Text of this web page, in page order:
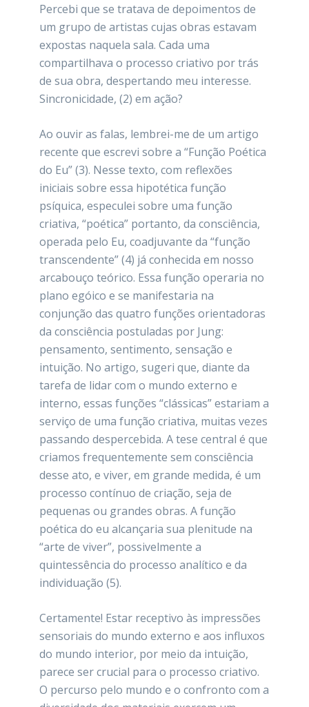
Percebi que se tratava de depoimentos de
um grupo de artistas cujas obras estavam
expostas naquela sala. Cada uma
compartilhava o processo criativo por trás
de sua obra, despertando meu interesse.
Sincronicidade, (2) em ação?
Ao ouvir as falas, lembrei-me de um artigo
recente que escrevi sobre a “Função Poética
do Eu” (3). Nesse texto, com reflexões
iniciais sobre essa hipotética função
psíquica, especulei sobre uma função
criativa, “poética” portanto, da consciência,
operada pelo Eu, coadjuvante da “função
transcendente” (4) já conhecida em nosso
arcabouço teórico. Essa função operaria no
plano egóico e se manifestaria na
conjunção das quatro funções orientadoras
da consciência postuladas por Jung:
pensamento, sentimento, sensação e
intuição. No artigo, sugeri que, diante da
tarefa de lidar com o mundo externo e
interno, essas funções “clássicas” estariam a
serviço de uma função criativa, muitas vezes
passando despercebida. A tese central é que
criamos frequentemente sem consciência
desse ato, e viver, em grande medida, é um
processo contínuo de criação, seja de
pequenas ou grandes obras. A função
poética do eu alcançaria sua plenitude na
“arte de viver”, possivelmente a
quintessência do processo analítico e da
individuação (5).
Certamente! Estar receptivo às impressões
sensoriais do mundo externo e aos influxos
do mundo interior, por meio da intuição,
parece ser crucial para o processo criativo.
O percurso pelo mundo e o confronto com a